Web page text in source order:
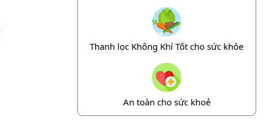
Thanh lọc Không Khí Tốt cho sức khỏe
An toàn cho sức khoẻ